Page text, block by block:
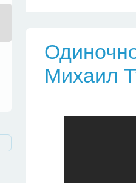
Михаил